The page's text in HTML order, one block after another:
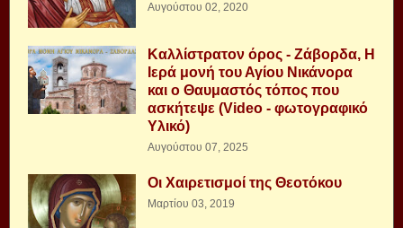
Αυγούστου 02, 2020
Καλλίστρατον όρος - Ζάβορδα, Η
Ιερά μονή του Αγίου Νικάνορα
και ο Θαυμαστός τόπος που
ασκήτεψε (Video - φωτογραφικό
Υλικό)
Αυγούστου 07, 2025
Οι Χαιρετισμοί της Θεοτόκου
Μαρτίου 03, 2019